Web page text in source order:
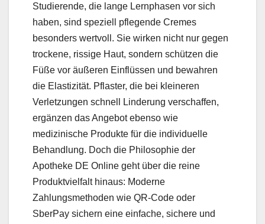
Studierende, die lange Lernphasen vor sich
haben, sind speziell pflegende Cremes
besonders wertvoll. Sie wirken nicht nur gegen
trockene, rissige Haut, sondern schützen die
Füße vor äußeren Einflüssen und bewahren
die Elastizität. Pflaster, die bei kleineren
Verletzungen schnell Linderung verschaffen,
ergänzen das Angebot ebenso wie
medizinische Produkte für die individuelle
Behandlung. Doch die Philosophie der
Apotheke DE Online geht über die reine
Produktvielfalt hinaus: Moderne
Zahlungsmethoden wie QR-Code oder
SberPay sichern eine einfache, sichere und